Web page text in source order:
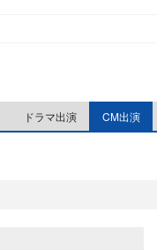
ドラマ出演 CM出演